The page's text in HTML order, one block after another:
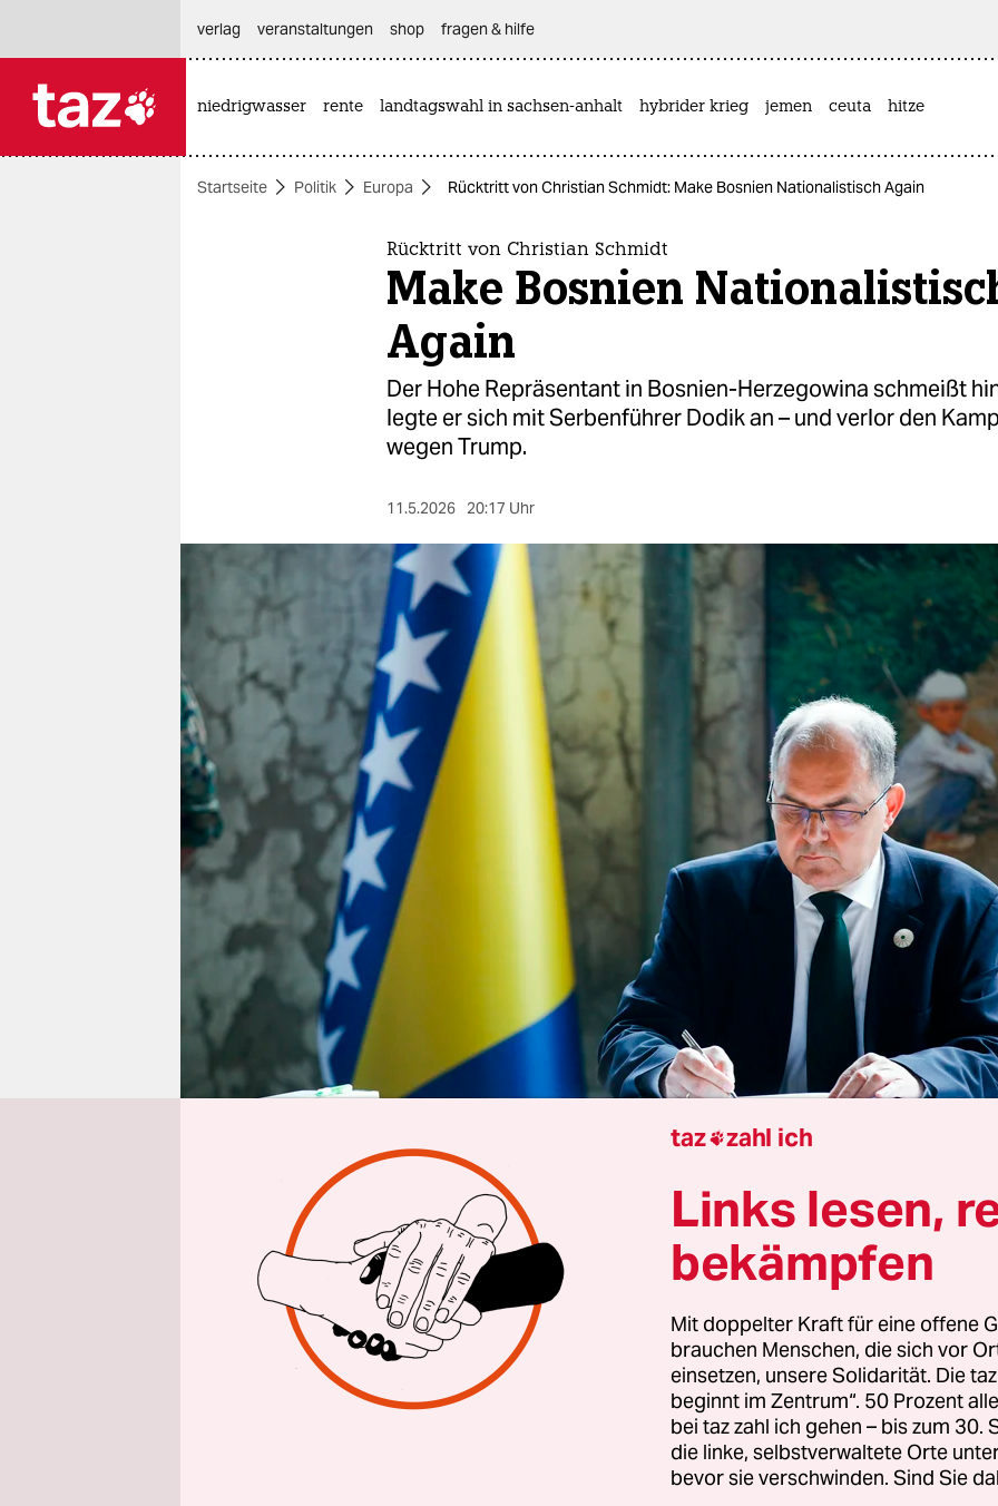
themen
nord
wahrheit
verlag
verlag
veranstaltungen
shop
fragen & hilfe
unterstützen
genossenschaft
epaper login
verlag
veranstaltungen shop fragen & hilfe
niedrigwasser rente landtagswahl in sachsen-anhalt hybrider krieg jemen ceuta hitze
Startseite Politik Europa Rücktritt von Christian Schmidt: Make Bosnien Nationalistisch Again
Rücktritt von Christian Schmidt
Make Bosnien
Again
Der Hohe Repräsentant in Bosnien-Herzegowina schmeißt
legte er sich mit Serbenführer Dodik an – und verlor den
wegen Trump.
11.5.2026 20:17 Uhr
Aus SplitErich Rathfelder
Sein Rücktritt hatte sich schon angedeutet. Christian
Repräsentant und Sonderbeauftragter der internationalen
Gemeinschaft in Bosnien und Herzegowina, hatte in den
Monaten mit ansehen müssen, wie das politische
in diesem ohnehin komplizierten Land durch die US-
neue Turbulenzen geriet. Oder anders ausgedrückt: Auch
taz zahl ich
Links lesen,
bekämpfen
Mit doppelter Kraft für eine offene
brauchen Menschen, die sich vor
einsetzen, unsere Solidarität. Die
beginnt im Zentrum“. 50 Prozent
bei taz zahl ich gehen – bis zum
die linke, selbstverwaltete Orte
bevor sie verschwinden. Sind Sie